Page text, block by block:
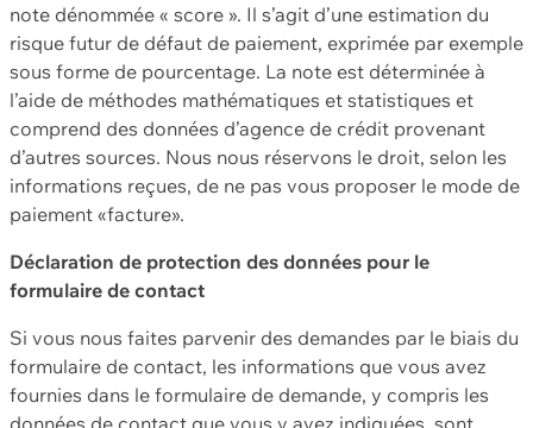
note dénommée « score ». Il s’agit d’une estimation du
risque futur de défaut de paiement, exprimée par exemple
sous forme de pourcentage. La note est déterminée à
l’aide de méthodes mathématiques et statistiques et
comprend des données d’agence de crédit provenant
d’autres sources. Nous nous réservons le droit, selon les
informations reçues, de ne pas vous proposer le mode de
paiement «facture».
Déclaration de protection des données pour le
formulaire de contact
Si vous nous faites parvenir des demandes par le biais du
formulaire de contact, les informations que vous avez
fournies dans le formulaire de demande, y compris les